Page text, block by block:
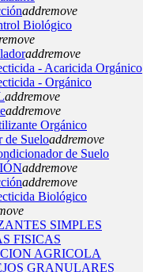
addremove
Biológico
addremove
- Acaricida Orgánico
- Orgánico
addremove
addremove
Orgánico
de Sueloaddremove
de Suelo
addremove
addremove
Biológico
SIMPLES
FISICAS
AGRICOLA
GRANULARES